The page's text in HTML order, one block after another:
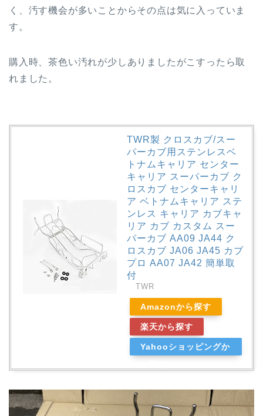
く、汚す機会が多いことからその点は気に入っていま
す。
購入時、茶色い汚れが少しありましたがこすったら取
れました。
TWR製 クロスカブ/スー
パーカブ用ステンレスベ
トナムキャリア センター
キャリア スーパーカブ ク
ロスカブ センターキャリ
ア ベトナムキャリア ステ
ンレス キャリア カブキャ
リア カブ カスタム スー
パーカブ AA09 JA44 ク
ロスカブ JA06 JA45 カブ
プロ AA07 JA42 簡単取
付
TWR
Amazonから探す
楽天から探す
Yahooショッピングか